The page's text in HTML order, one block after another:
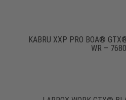
KABRU XXP PRO BOA®
WR –